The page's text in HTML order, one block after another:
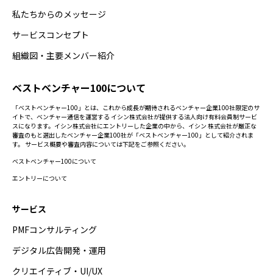
私たちからのメッセージ
サービスコンセプト
組織図・主要メンバー紹介
ベストベンチャー100について
「ベストベンチャー100」とは、これから成長が期待されるベンチャー企業100社限定のサ
イトで、ベンチャー通信を運営する イシン株式会社が提供する法人向け有料会員制サービ
スになります。イシン株式会社にエントリーした企業の中から、イシン 株式会社が厳正な
審査のもと選出したベンチャー企業100社が「ベストベンチャー100」として紹介されま
す。 サービス概要や審査内容については下記をご参照ください。
ベストベンチャー100について
エントリーについて
サービス
PMFコンサルティング
デジタル広告開発・運用
クリエイティブ・UI/UX